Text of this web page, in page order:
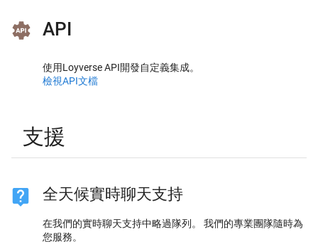
API
使用Loyverse API開發自定義集成。
檢視API文檔
支援
全天候實時聊天支持
在我們的實時聊天支持中略過隊列。 我們的專業團隊隨時為
您服務。